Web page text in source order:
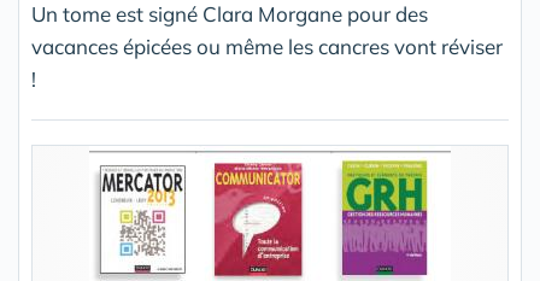
Un tome est signé Clara Morgane pour des
vacances épicées ou même les cancres vont réviser
!